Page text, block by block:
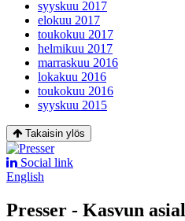
syyskuu 2017
elokuu 2017
toukokuu 2017
helmikuu 2017
marraskuu 2016
lokakuu 2016
toukokuu 2016
syyskuu 2015
Takaisin ylös
Social link
English
Presser - Kasvun